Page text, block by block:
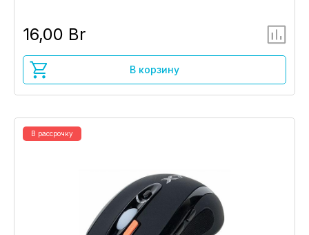
16,00 Br
В корзину
В рассрочку